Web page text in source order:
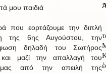
μου παιδιά
που εορτάζουμε την διπλή
της 6ης Αυγούστου, την
δηλαδή του Σωτήρος
και μαζί την απαλλαγή του
μας από την απειλή της